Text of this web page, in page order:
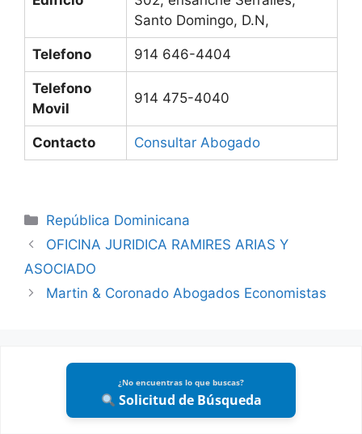
Santo Domingo, D.N,
Telefono 914 646-4404
Telefono
Movil
914 475-4040
Contacto Consultar Abogado
Categories
República Dominicana
OFICINA JURIDICA RAMIRES ARIAS Y
ASOCIADO
Martin & Coronado Abogados Economistas
¿No encuentras lo que buscas?
Solicitud de Búsqueda